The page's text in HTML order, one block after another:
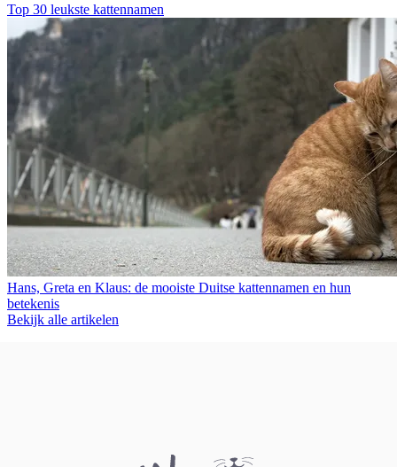
Top 30 leukste kattennamen
Hans, Greta en Klaus: de mooiste Duitse kattennamen en hun
betekenis
Bekijk alle artikelen